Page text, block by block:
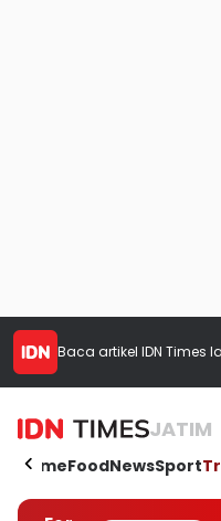
Baca artikel IDN Times
JATIM
HomeFoodNewsSport